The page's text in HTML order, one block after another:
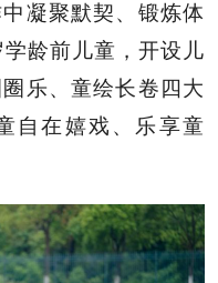
凝聚默契、锻炼体
龄前儿童，开设儿
乐、童绘长卷四大
自在嬉戏、乐享童